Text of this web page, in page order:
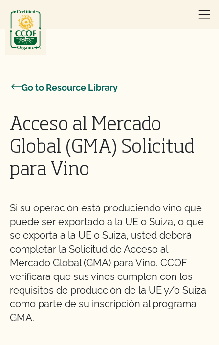
Go to Resource Library
Acceso al Mercado
Global (GMA) Solicitud
para Vino
Si su operación está produciendo vino que
puede ser exportado a la UE o Suiza, o que
se exporta a la UE o Suiza, usted deberá
completar la Solicitud de Acceso al
Mercado Global (GMA) para Vino. CCOF
verificara que sus vinos cumplen con los
requisitos de producción de la UE y/o Suiza
como parte de su inscripción al programa
GMA.